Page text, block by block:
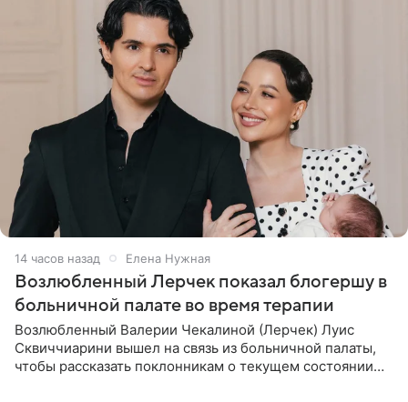
14 часов назад Елена Нужная
Возлюбленный Лерчек показал блогершу в
больничной палате во время терапии
Возлюбленный Валерии Чекалиной (Лерчек) Луис
Сквиччиарини вышел на связь из больничной палаты,
чтобы рассказать поклонникам о текущем состоянии